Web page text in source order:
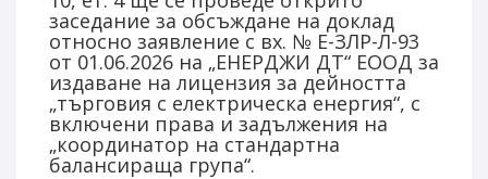
заседание за обсъждане на доклад
относно заявление с вх. № Е-ЗЛР-Л-93
от 01.06.2026 на „ЕНЕРДЖИ ДТ“ EООД за
издаване на лицензия за дейността
„търговия с електрическа енергия“, с
включени права и задължения на
„координатор на стандартна
балансираща група“.